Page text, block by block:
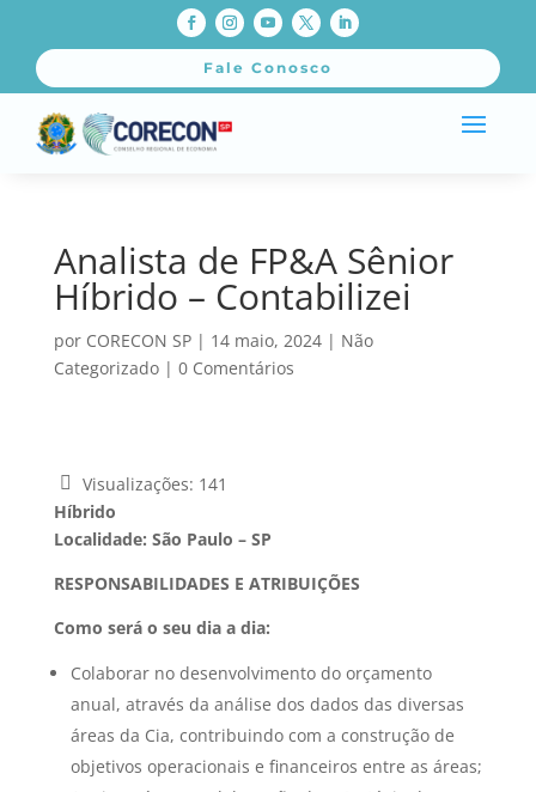
Fale Conosco
Analista de FP&A Sênior
Híbrido – Contabilizei
por CORECON SP| 14 maio, 2024| Não
Categorizado| 0 Comentários
Visualizações: 141
Híbrido
Localidade: São Paulo – SP
RESPONSABILIDADES E ATRIBUIÇÕES
Como será o seu dia a dia:
Colaborar no desenvolvimento do orçamento
anual, através da análise dos dados das diversas
áreas da Cia, contribuindo com a construção de
objetivos operacionais e financeiros entre as áreas;